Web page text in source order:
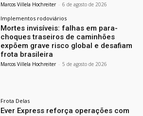
Marcos Villela Hochreiter - 6 de agosto de 2026
Implementos rodoviários
Mortes invisíveis: falhas em para-
choques traseiros de caminhões
expõem grave risco global e desafiam
frota brasileira
Marcos Villela Hochreiter - 5 de agosto de 2026
Frota Delas
Ever Express reforça operações com